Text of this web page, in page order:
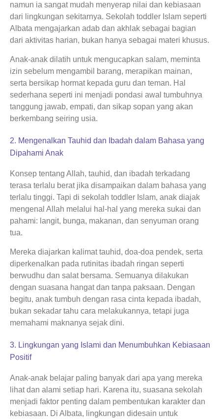
namun ia sangat mudah menyerap nilai dan kebiasaan
dari lingkungan sekitarnya. Sekolah toddler Islam seperti
Albata mengajarkan adab dan akhlak sebagai bagian
dari aktivitas harian, bukan hanya sebagai materi khusus.
Anak-anak dilatih untuk mengucapkan salam, meminta
izin sebelum mengambil barang, merapikan mainan,
serta bersikap hormat kepada guru dan teman. Hal
sederhana seperti ini menjadi pondasi awal tumbuhnya
tanggung jawab, empati, dan sikap sopan yang akan
berkembang seiring usia.
2. Mengenalkan Tauhid dan Ibadah dalam Bahasa yang
Dipahami Anak
Konsep tentang Allah, tauhid, dan ibadah terkadang
terasa terlalu berat jika disampaikan dalam bahasa yang
terlalu tinggi. Tapi di sekolah toddler Islam, anak diajak
mengenal Allah melalui hal-hal yang mereka sukai dan
pahami: langit, bunga, makanan, dan senyuman orang
tua.
Mereka diajarkan kalimat tauhid, doa-doa pendek, serta
diperkenalkan pada rutinitas ibadah ringan seperti
berwudhu dan salat bersama. Semuanya dilakukan
dengan suasana hangat dan tanpa paksaan. Dengan
begitu, anak tumbuh dengan rasa cinta kepada ibadah,
bukan sekadar tahu cara melakukannya, tetapi juga
memahami maknanya sejak dini.
3. Lingkungan yang Islami dan Menumbuhkan Kebiasaan
Positif
Anak-anak belajar paling banyak dari apa yang mereka
lihat dan alami setiap hari. Karena itu, suasana sekolah
menjadi faktor penting dalam pembentukan karakter dan
kebiasaan. Di Albata, lingkungan didesain untuk